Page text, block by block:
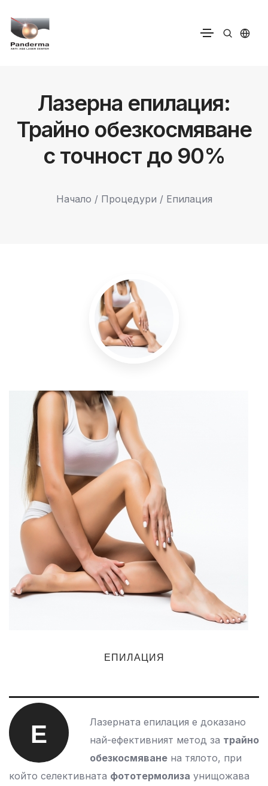
Лазерна епилация:
Трайно обезкосмяване
с точност до 90%
Начало / Процедури / Епилация
ЕПИЛАЦИЯ
Е
Лазерната епилация е доказано
най-ефективният метод за трайно
обезкосмяване на тялото, при
който селективната фототермолиза унищожава